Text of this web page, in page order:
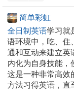
简单彩虹
全日制英语学习就
语环境中，吃、住
通和互动来建立英
内化为自身技能，
这是一种非常高效
方法习得英语，直